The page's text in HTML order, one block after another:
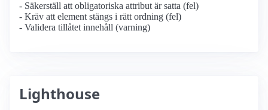
- Säkerställ att obligatoriska attribut är satta (fel)
- Kräv att element stängs i rätt ordning (fel)
- Validera tillåtet innehåll (varning)
Lighthouse